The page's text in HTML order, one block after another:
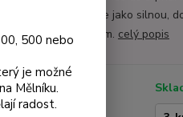
polostínu. Zasíláme jako silnou,
květináči 9×9×10 cm. celý popis
Dostupnost
500 nebo
je možné
Mělníku.
radost.